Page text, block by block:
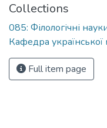
Collections
085: Філологічні
Кафедра
Full item page